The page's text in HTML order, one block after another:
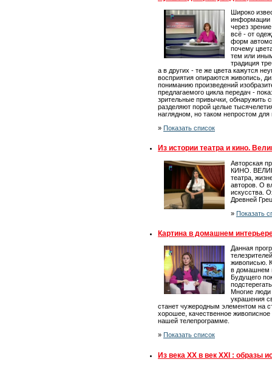
Широко
информации
через
всё - от
форм
почему
тем или
традиция
а в других - те же цвета кажутся
восприятия опираются живопись,
пониманию произведений
предлагаемого цикла передач -
зрительные привычки, обнаружить
разделяют порой целые
наглядном, но таком непростом
» Показать список
Из истории театра и кино.
Авторская
КИНО.
театра,
авторов. О
искусства.
Древней
» Показать
Картина в домашнем
Данная
живописью.
в домашнем
Будущего
Многие люди
украшения
станет чужеродным элементом на
хорошее, качественное
нашей телепрограмме.
» Показать список
Из века XX в век XXI : образы